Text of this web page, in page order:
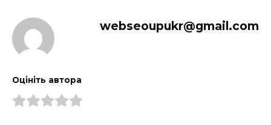
webseoupukr@gmail.com
Оцініть автора